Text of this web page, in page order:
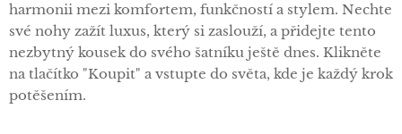
harmonii mezi komfortem, funkčností a stylem. Nechte
své nohy zažít luxus, který si zaslouží, a přidejte tento
nezbytný kousek do svého šatníku ještě dnes. Klikněte
na tlačítko "Koupit" a vstupte do světa, kde je každý krok
potěšením.